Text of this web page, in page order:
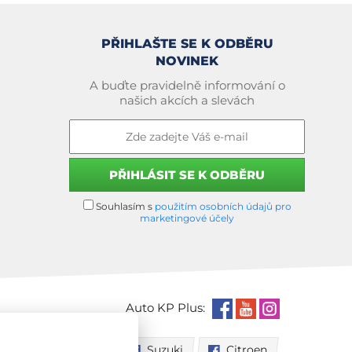
PŘIHLAŠTE SE K ODBĚRU
NOVINEK
A buďte pravidelně informování o
našich akcích a slevách
Souhlasím s použitím osobních údajů pro
marketingové účely
Auto KP Plus: